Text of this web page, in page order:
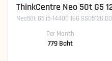
ThinkCentre Neo 50t G5
Neo50t G5 i5-14400 16G SSD512G
Per Month
779 Baht